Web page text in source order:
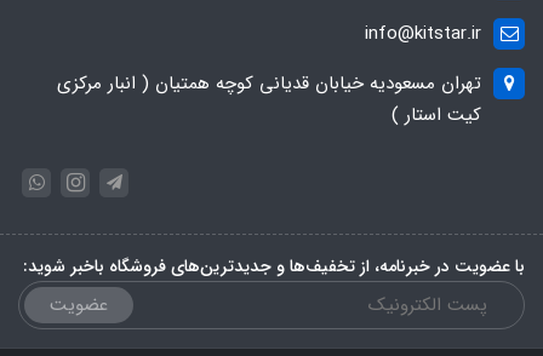
info@kitstar.ir
تهران مسعودیه خیابان قدیانی کوچه همتیان ( انبار مرکزی
کیت استار )
با عضویت در خبرنامه، از تخفیف‌ها و جدیدترین‌های فروشگاه باخبر شوید:
عضویت